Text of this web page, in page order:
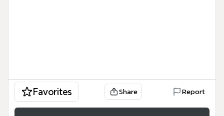
Favorites Share Report